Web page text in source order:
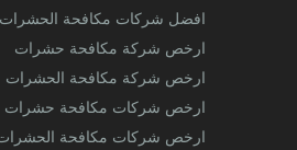
افضل شركات مكافحة الحشرات
ارخص شركة مكافحة حشرات
ارخص شركة مكافحة الحشرات
ارخص شركات مكافحة حشرات
ارخص شركات مكافحة